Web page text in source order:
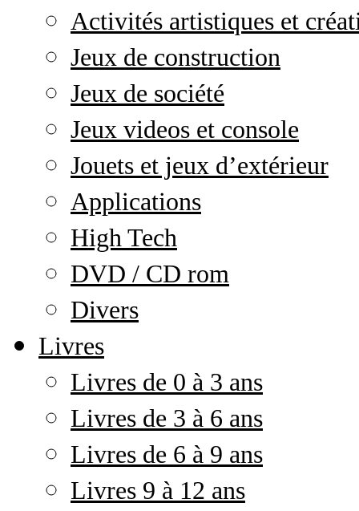
Activités artistiques et
Jeux de construction
Jeux de société
Jeux videos et console
Jouets et jeux d’extérieur
Applications
High Tech
DVD / CD rom
Divers
Livres
Livres de 0 à 3 ans
Livres de 3 à 6 ans
Livres de 6 à 9 ans
Livres 9 à 12 ans